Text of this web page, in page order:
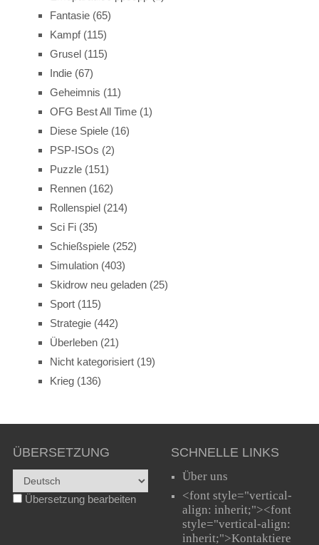
Fantasie(65)
Kampf(115)
Grusel(115)
Indie(67)
Geheimnis (11)
OFG Best All Time(1)
Diese Spiele(16)
PSP-ISOs (2)
Puzzle(151)
Rennen(162)
Rollenspiel(214)
Sci Fi(35)
Schießspiele(252)
Simulation(403)
Skidrow neu geladen(25)
Sport(115)
Strategie(442)
Überleben(21)
Nicht kategorisiert(19)
Krieg(136)
ÜBERSETZUNG
Übersetzung bearbeiten
SCHNELLE LINKS
Über uns
<font style="vertical-
align: inherit;"><font
style="vertical-align:
inherit;">Kontaktiere